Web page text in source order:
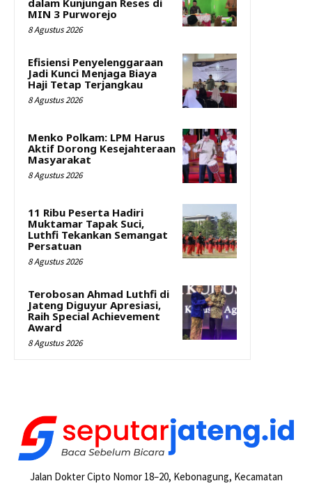
dalam Kunjungan Reses di
MIN 3 Purworejo
8 Agustus 2026
Efisiensi Penyelenggaraan
Jadi Kunci Menjaga Biaya
Haji Tetap Terjangkau
8 Agustus 2026
Menko Polkam: LPM Harus
Aktif Dorong Kesejahteraan
Masyarakat
8 Agustus 2026
11 Ribu Peserta Hadiri
Muktamar Tapak Suci,
Luthfi Tekankan Semangat
Persatuan
8 Agustus 2026
Terobosan Ahmad Luthfi di
Jateng Diguyur Apresiasi,
Raih Special Achievement
Award
8 Agustus 2026
Jalan Dokter Cipto Nomor 18–20, Kebonagung, Kecamatan